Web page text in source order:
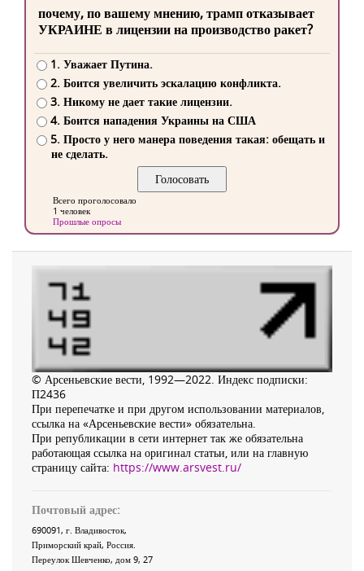
почему, по вашему мнению, трамп отказывает
УКРАИНЕ в лицензии на производство ракет?
1. Уважает Путина.
2. Боится увеличить эскалацию конфликта.
3. Никому не дает такие лицензии.
4. Боится нападения Украины на США
5. Просто у него манера поведения такая: обещать и
не сделать.
Всего проголосовало
1 человек
Прошлые опросы
© Арсеньевские вести, 1992—2022. Индекс подписки:
П2436
При перепечатке и при другом использовании материалов,
ссылка на «Арсеньевские вести» обязательна.
При републикации в сети интернет так же обязательна
работающая ссылка на оригинал статьи, или на главную
страницу сайта: https://www.arsvest.ru/
Почтовый адрес:
690091, г. Владивосток,
Приморский край, Россия
Переулок Шевченко, дом 9, 27